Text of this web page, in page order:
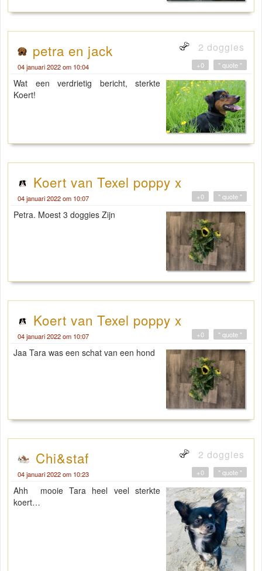
petra en jack 2 doggies
04 januari 2022 om 10:04 " quote "
+0
Wat een verdrietig bericht, sterkte
Koert!
Koert van Texel poppy x
04 januari 2022 om 10:07 " quote "
+0
Petra. Moest 3 doggies Zijn
Koert van Texel poppy x
04 januari 2022 om 10:07 " quote "
+0
Jaa Tara was een schat van een hond
Chi&staf 2 doggies
04 januari 2022 om 10:23 " quote "
+0
Ahh mooie Tara heel veel sterkte
koert…